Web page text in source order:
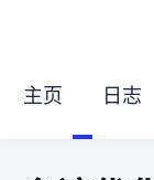
主页 日志